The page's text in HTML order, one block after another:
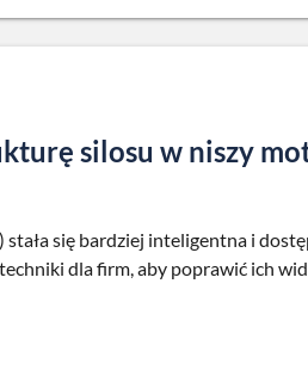
silosu w niszy
się bardziej inteligentna i
dla firm, aby poprawić ich